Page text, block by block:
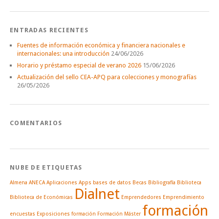
ENTRADAS RECIENTES
Fuentes de información económica y financiera nacionales e
internacionales: una introducción 24/06/2026
Horario y préstamo especial de verano 2026 15/06/2026
Actualización del sello CEA-APQ para colecciones y monografías
26/05/2026
COMENTARIOS
NUBE DE ETIQUETAS
Almena ANECA Aplicaciones Apps bases de datos Becas Bibliografía Biblioteca
Biblioteca de Económicas Dialnet Emprendedores Emprendimiento
encuestas Exposiciones formación Formación Máster formación